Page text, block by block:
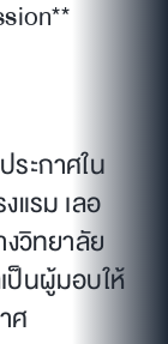
ระกาศใน
แรม เลอ
วิทยาลัย
ป็นผู้มอบให้
ศ